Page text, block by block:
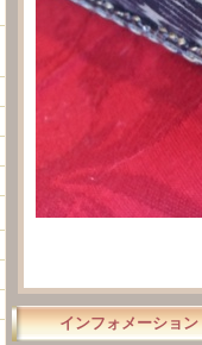
インフォメーション